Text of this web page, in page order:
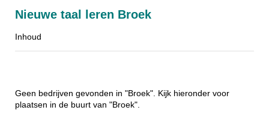
Nieuwe taal leren Broek
Inhoud
Geen bedrijven gevonden in "Broek". Kijk hieronder voor
plaatsen in de buurt van "Broek".